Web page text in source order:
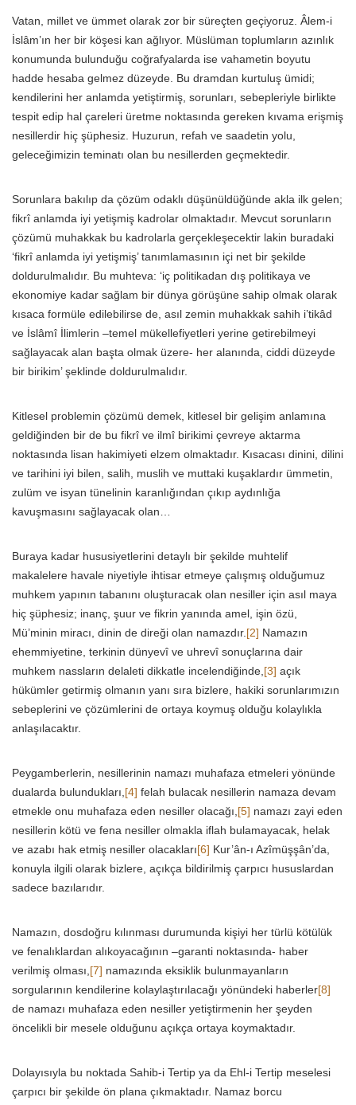
Vatan, millet ve ümmet olarak zor bir süreçten geçiyoruz. Âlem-i
İslâm’ın her bir köşesi kan ağlıyor. Müslüman toplumların azınlık
konumunda bulunduğu coğrafyalarda ise vahametin boyutu
hadde hesaba gelmez düzeyde. Bu dramdan kurtuluş ümidi;
kendilerini her anlamda yetiştirmiş, sorunları, sebepleriyle birlikte
tespit edip hal çareleri üretme noktasında gereken kıvama erişmiş
nesillerdir hiç şüphesiz. Huzurun, refah ve saadetin yolu,
geleceğimizin teminatı olan bu nesillerden geçmektedir.
Sorunlara bakılıp da çözüm odaklı düşünüldüğünde akla ilk gelen;
fikrî anlamda iyi yetişmiş kadrolar olmaktadır. Mevcut sorunların
çözümü muhakkak bu kadrolarla gerçekleşecektir lakin buradaki
‘fikrî anlamda iyi yetişmiş’ tanımlamasının içi net bir şekilde
doldurulmalıdır. Bu muhteva: ‘iç politikadan dış politikaya ve
ekonomiye kadar sağlam bir dünya görüşüne sahip olmak olarak
kısaca formüle edilebilirse de, asıl zemin muhakkak sahih i’tikâd
ve İslâmî İlimlerin –temel mükellefiyetleri yerine getirebilmeyi
sağlayacak alan başta olmak üzere- her alanında, ciddi düzeyde
bir birikim’ şeklinde doldurulmalıdır.
Kitlesel problemin çözümü demek, kitlesel bir gelişim anlamına
geldiğinden bir de bu fikrî ve ilmî birikimi çevreye aktarma
noktasında lisan hakimiyeti elzem olmaktadır. Kısacası dinini, dilini
ve tarihini iyi bilen, salih, muslih ve muttaki kuşaklardır ümmetin,
zulüm ve isyan tünelinin karanlığından çıkıp aydınlığa
kavuşmasını sağlayacak olan…
Buraya kadar hususiyetlerini detaylı bir şekilde muhtelif
makalelere havale niyetiyle ihtisar etmeye çalışmış olduğumuz
muhkem yapının tabanını oluşturacak olan nesiller için asıl maya
hiç şüphesiz; inanç, şuur ve fikrin yanında amel, işin özü,
Mü’minin miracı, dinin de direği olan namazdır. [2] Namazın
ehemmiyetine, terkinin dünyevî ve uhrevî sonuçlarına dair
muhkem nassların delaleti dikkatle incelendiğinde, [3] açık
hükümler getirmiş olmanın yanı sıra bizlere, hakiki sorunlarımızın
sebeplerini ve çözümlerini de ortaya koymuş olduğu kolaylıkla
anlaşılacaktır.
Peygamberlerin, nesillerinin namazı muhafaza etmeleri yönünde
dualarda bulundukları, [4] felah bulacak nesillerin namaza devam
etmekle onu muhafaza eden nesiller olacağı, [5] namazı zayi eden
nesillerin kötü ve fena nesiller olmakla iflah bulamayacak, helak
ve azabı hak etmiş nesiller olacakları[6] Kur’ân-ı Azîmüşşân’da,
konuyla ilgili olarak bizlere, açıkça bildirilmiş çarpıcı hususlardan
sadece bazılarıdır.
Namazın, dosdoğru kılınması durumunda kişiyi her türlü kötülük
ve fenalıklardan alıkoyacağının –garanti noktasında- haber
verilmiş olması, [7] namazında eksiklik bulunmayanların
sorgularının kendilerine kolaylaştırılacağı yönündeki haberler[8]
de namazı muhafaza eden nesiller yetiştirmenin her şeyden
öncelikli bir mesele olduğunu açıkça ortaya koymaktadır.
Dolayısıyla bu noktada Sahib-i Tertip ya da Ehl-i Tertip meselesi
çarpıcı bir şekilde ön plana çıkmaktadır. Namaz borcu